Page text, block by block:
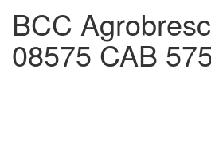
BCC
08575 CAB